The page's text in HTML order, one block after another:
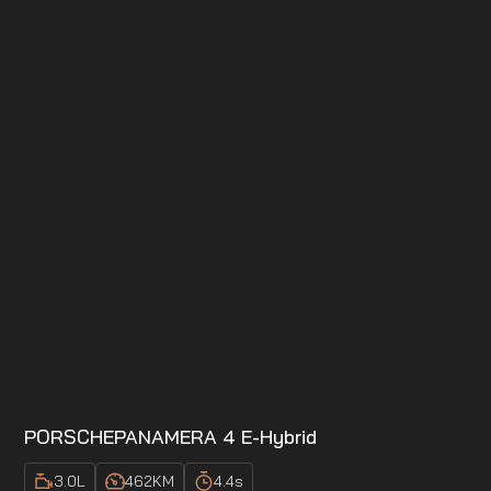
PORSCHEPANAMERA 4 E-Hybrid
3.0L 462KM 4.4s